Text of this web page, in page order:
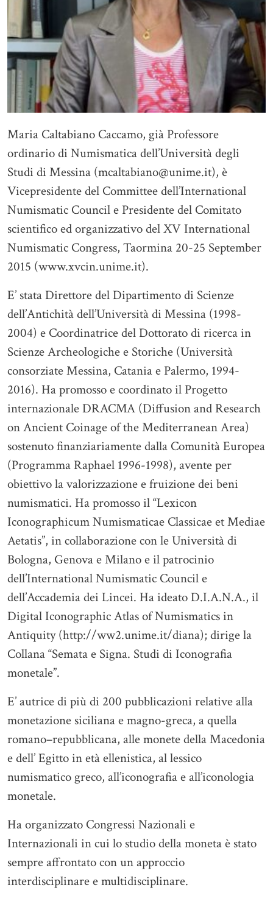
Maria Caltabiano Caccamo, già Professore
ordinario di Numismatica dell’Università degli
Studi di Messina (mcaltabiano@unime.it), è
Vicepresidente del Committee dell’International
Numismatic Council e Presidente del Comitato
scientifico ed organizzativo del XV International
Numismatic Congress, Taormina 20-25 September
2015 (www.xvcin.unime.it).
E’ stata Direttore del Dipartimento di Scienze
dell’Antichità dell’Università di Messina (1998-
2004) e Coordinatrice del Dottorato di ricerca in
Scienze Archeologiche e Storiche (Università
consorziate Messina, Catania e Palermo, 1994-
2016). Ha promosso e coordinato il Progetto
internazionale DRACMA (Diffusion and Research
on Ancient Coinage of the Mediterranean Area)
sostenuto finanziariamente dalla Comunità Europea
(Programma Raphael 1996-1998), avente per
obiettivo la valorizzazione e fruizione dei beni
numismatici. Ha promosso il “Lexicon
Iconographicum Numismaticae Classicae et Mediae
Aetatis”, in collaborazione con le Università di
Bologna, Genova e Milano e il patrocinio
dell’International Numismatic Council e
dell’Accademia dei Lincei. Ha ideato D.I.A.N.A., il
Digital Iconographic Atlas of Numismatics in
Antiquity (http://ww2.unime.it/diana); dirige la
Collana “Semata e Signa. Studi di Iconografia
monetale”.
E’ autrice di più di 200 pubblicazioni relative alla
monetazione siciliana e magno-greca, a quella
romano–repubblicana, alle monete della Macedonia
e dell’ Egitto in età ellenistica, al lessico
numismatico greco, all’iconografia e all’iconologia
monetale.
Ha organizzato Congressi Nazionali e
Internazionali in cui lo studio della moneta è stato
sempre affrontato con un approccio
interdisciplinare e multidisciplinare.